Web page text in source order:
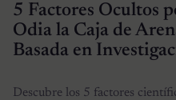
5 Factores Ocultos
Odia la Caja de
Basada en
Descubre los 5 factores